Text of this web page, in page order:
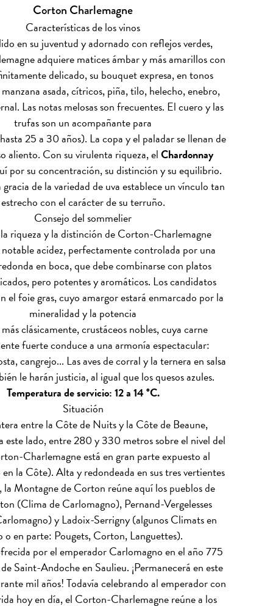
Corton Charlemagne
Características de los vinos
en su juventud y adornado con reflejos verdes,
adquiere matices ámbar y más amarillos con
delicado, su bouquet expresa, en tonos
asada, cítricos, piña, tilo, helecho, enebro,
Las notas melosas son frecuentes. El cuero y las
trufas son un acompañante para
25 a 30 años). La copa y el paladar se llenan de
aliento. Con su virulenta riqueza, elChardonnay
por su concentración, su distinción y su equilibrio.
gracia de la variedad de uva establece un vínculo tan
estrecho con el carácter de su terruño.
Consejo del sommelier
riqueza y la distinción de Corton-Charlemagne
acidez, perfectamente controlada por una
en boca, que debe combinarse con platos
pero potentes y aromáticos. Los candidatos
el foie gras, cuyo amargor estará enmarcado por la
mineralidad y la potencia
clásicamente, crustáceos nobles, cuya carne
fuerte conduce a una armonía espectacular:
cangrejo... Las aves de corral y la ternera en salsa
le harán justicia, al igual que los quesos azules.
Temperatura de servicio: 12 a 14 °C.
Situación
entre la Côte de Nuits y la Côte de Beaune,
este lado, entre 280 y 330 metros sobre el nivel del
Charlemagne está en gran parte expuesto al
la Côte). Alta y redondeada en sus tres vertientes
la Montagne de Corton reúne aquí los pueblos de
(Clima de Carlomagno), Pernand-Vergelesses
y Ladoix-Serrigny (algunos Climats en
o en parte: Pougets, Corton, Languettes).
por el emperador Carlomagno en el año 775
Saint-Andoche en Saulieu. ¡Permanecerá en este
mil años! Todavía celebrando al emperador con
hoy en día, el Corton-Charlemagne reúne a los